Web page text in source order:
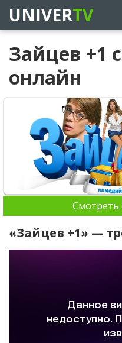
UNIVERTV
Зайцев +1
онлайн
Смотреть
«Зайцев +1» —